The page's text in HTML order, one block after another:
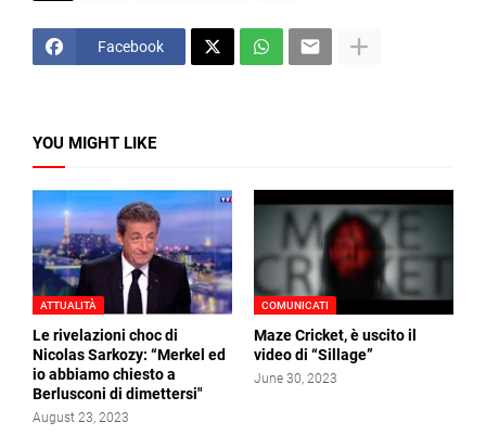
Facebook
YOU MIGHT LIKE
ATTUALITÀ
Le rivelazioni choc di
Nicolas Sarkozy: “Merkel ed
io abbiamo chiesto a
Berlusconi di dimettersi"
August 23, 2023
COMUNICATI
Maze Cricket, è uscito il
video di “Sillage”
June 30, 2023